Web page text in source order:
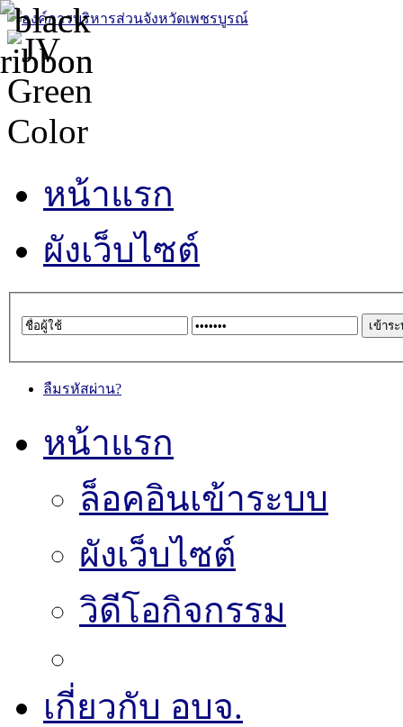
หน้าแรก
ผังเว็บไซต์
ลืมรหัสผ่าน?
หน้าแรก
ล็อคอินเข้าระบบ
ผังเว็บไซต์
วิดีโอกิจกรรม
เกี่ยวกับ อบจ.